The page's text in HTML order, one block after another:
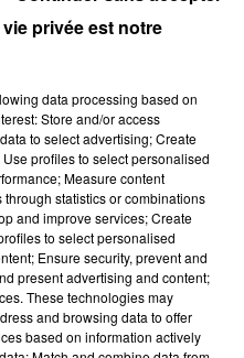
privée est notre
data processing based on
Store and/or access
to select advertising; Create
profiles to select personalised
Measure content
statistics or combinations
and improve services; Create
to select personalised
Ensure security, prevent and
present advertising and content;
These technologies may
and browsing data to offer
based on information actively